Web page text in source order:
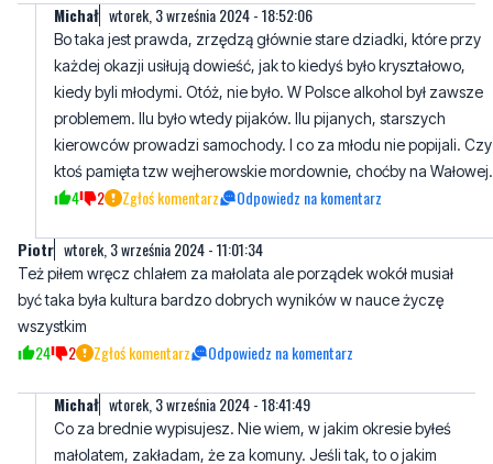
kiedy byli młodymi. Otóż, nie było. W Polsce alkohol był zawsze
problemem. Ilu było wtedy pijaków. Ilu pijanych, starszych
kierowców prowadzi samochody. I co za młodu nie popijali. Czy
ktoś pamięta tzw wejherowskie mordownie, choćby na Wałowej.
4 2 Zgłoś komentarz Odpowiedz na komentarz
wtorek, 3 września 2024 - 11:01:34
Też piłem wręcz chlałem za małolata ale porządek wokół musiał
wszystkim
24 2 Zgłoś komentarz Odpowiedz na komentarz
Michał
Co za brednie wypisujesz. Nie wiem, w jakim okresie byłeś
porządku czy kulturze piszesz. Czy widzisz teraz tylu
zataczających się, jak za komuny. Czym kończyły się zabawy,
choćby wiejskie. Bijatyką czy okładaniem się sztachetami od